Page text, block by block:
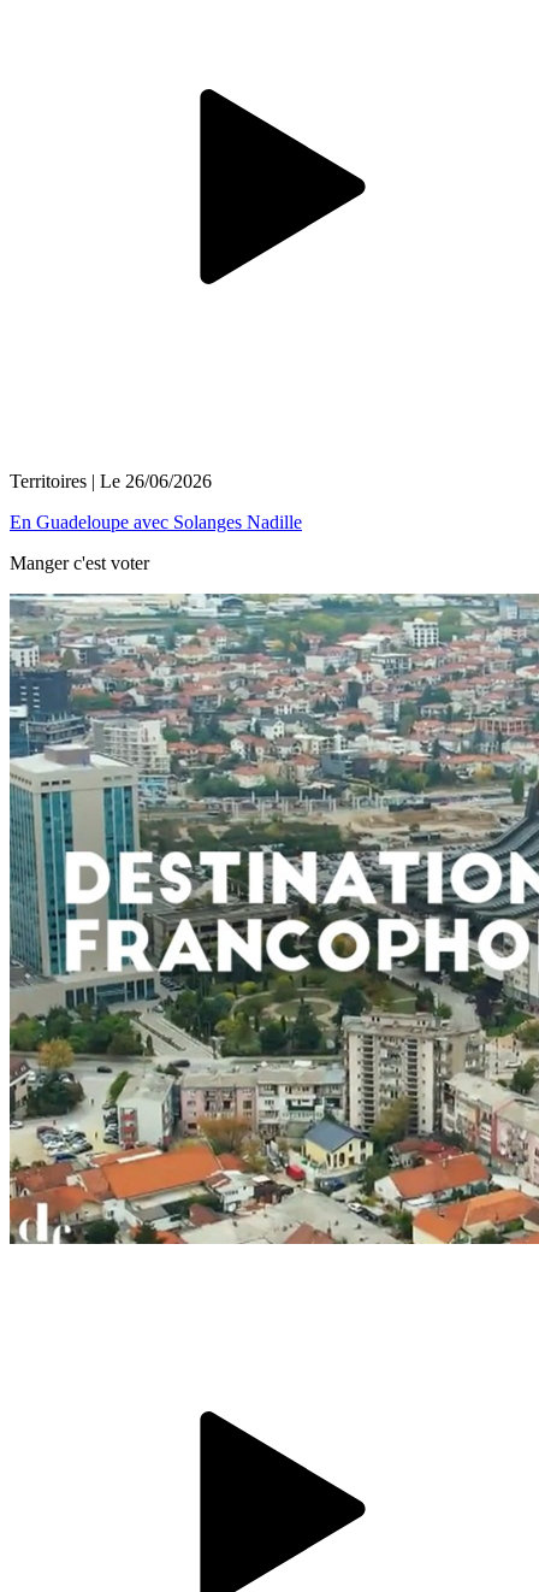
Territoires | Le 26/06/2026
En Guadeloupe avec Solanges Nadille
Manger c'est voter